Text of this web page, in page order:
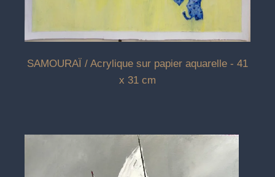
SAMOURAÏ / Acrylique sur papier aquarelle - 41
x 31 cm